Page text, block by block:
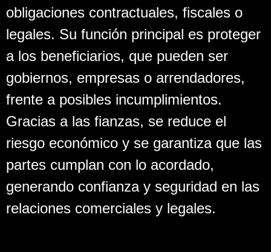
obligaciones contractuales, fiscales o
legales. Su función principal es proteger
a los beneficiarios, que pueden ser
gobiernos, empresas o arrendadores,
frente a posibles incumplimientos.
Gracias a las fianzas, se reduce el
riesgo económico y se garantiza que las
partes cumplan con lo acordado,
generando confianza y seguridad en las
relaciones comerciales y legales.